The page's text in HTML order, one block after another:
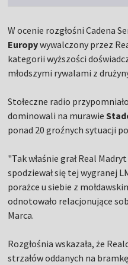
W ocenie rozgłośni Cadena
Europywywalczony przez
kategorii wyższości
młodszymi rywalami z
Stołeczne radio
dominowali na murawie
ponad 20 groźnych sytuacji
"Tak właśnie grał Real
spodziewał się tej wygranej
porażce u siebie z
odnotowało relacjonujące
Marca.
Rozgłośnia wskazała, że
strzałów oddanych na